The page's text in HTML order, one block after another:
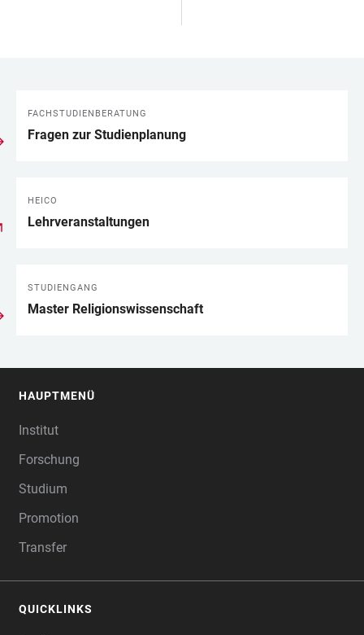
LINKS
FACHSTUDIENBERATUNG
Fragen zur Studienplanung
HEICO
Lehrveranstaltungen
STUDIENGANG
Master Religionswissenschaft
HAUPTMENÜ
Institut
Forschung
Studium
Promotion
Transfer
QUICKLINKS